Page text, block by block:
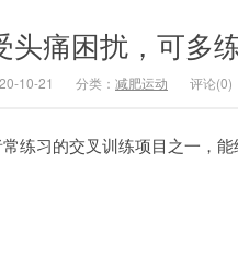
头痛困扰，可多
10-21 分类： 减肥运动 评论(0)
习的交叉训练项目之一，能